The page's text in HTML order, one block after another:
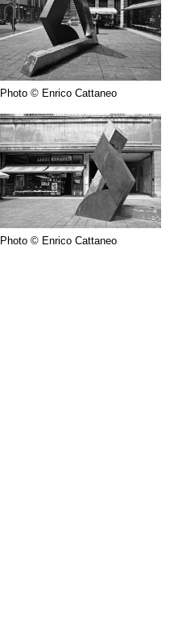
Photo © Enrico Cattaneo
Photo © Enrico Cattaneo